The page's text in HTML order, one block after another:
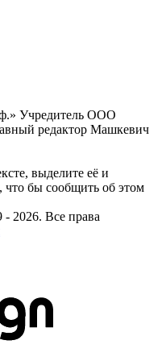
Учредитель ООО
редактор Машкевич
выделите её и
бы сообщить об этом
2026. Все права